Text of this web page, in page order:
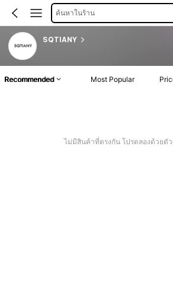
ค้นหาในร้าน
SQTIANY
Recommended Most Popular
ไม่มีสินค้าที่ตรงกัน โปรดลองด้วยตัว